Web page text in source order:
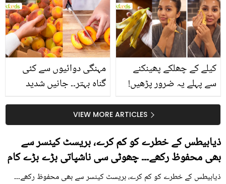
سے متعلق غلط فہمیوں کی
حقیقت کیا ہے اور افواہ
کیا؟
بتائے راز
مہنگی دوائیوں سے کئی
گناہ بہتر۔۔ جانیں شدید
کیوں کھانا چاہیے؟
کیلے کے چھلکے پھینکنے
سے پہلے یہ ضرور پڑھیں!
سستا اور قدرتی حلVIEW MORE ARTICLES
ذیابیطس کے خطرے کو کم کرے، بریسٹ کینسر سے
بھی محفوظ رکھے۔۔۔ چھوٹی سی ناشپاتی بڑے بڑے کام
ذیابیطس کے خطرے کو کم کرے، بریسٹ کینسر سے بھی محفوظ رکھے۔۔۔